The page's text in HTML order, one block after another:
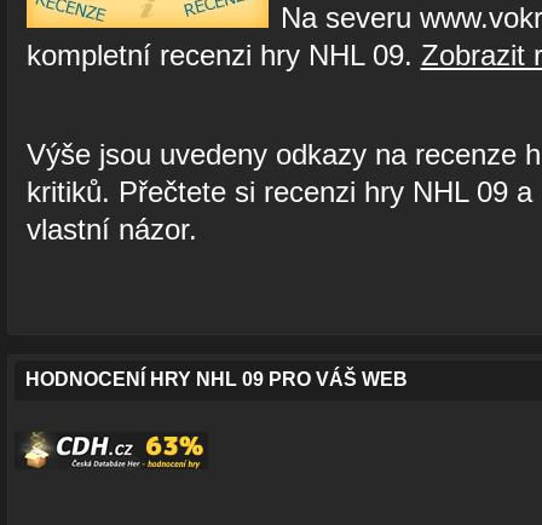
Na severu
kompletní recenzi hry NHL 09. Zobrazit
Výše jsou uvedeny odkazy na recenze
kritiků. Přečtete si recenzi hry NHL 09
vlastní názor.
HODNOCENÍ HRY NHL 09 PRO VÁŠ WEB